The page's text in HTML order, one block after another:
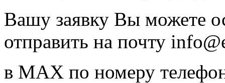
Вашу заявку Вы можете
отправить на почту
в MAX по номеру